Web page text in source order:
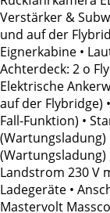
Verstärker &
und auf der
Eignerkabine •
Achterdeck: 2 o
Elektrische
auf der Flybridge)
Fall-Funktion) •
(Wartungsladung)
(Wartungsladung)
Landstrom 230 V
Ladegeräte •
Mastervolt